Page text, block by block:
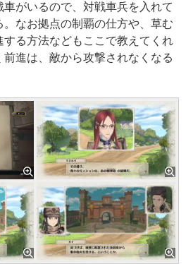
がいるので、対戦車兵を入れて
なお拠点の制覇の仕方や、草む
する方法などもここで教えてくれ
前進は、敵から攻撃されなくなる